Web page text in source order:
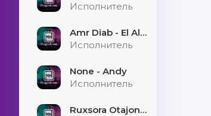
Исполнитель
Amr Diab - El Alem Allah
Исполнитель
None - Andy
Исполнитель
Ruxsora Otajonova & Bahrom Davr - Sevgimiz soxtamidi